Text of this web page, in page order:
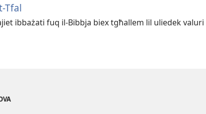
Tfal
ibbażati fuq il-Bibbja biex tgħallem lil uliedek